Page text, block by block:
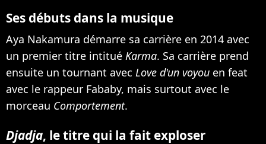
Ses débuts dans la musique
Aya Nakamura démarre sa carrière en 2014 avec
un premier titre intitué Karma. Sa carrière prend
ensuite un tournant avec Love d'un voyou en feat
avec le rappeur Fababy, mais surtout avec le
morceau Comportement.
Djadja, le titre qui la fait exploser